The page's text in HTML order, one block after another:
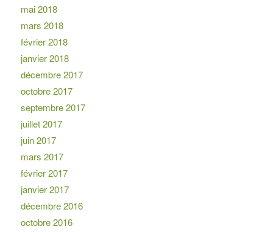
mai 2018
mars 2018
février 2018
janvier 2018
décembre 2017
octobre 2017
septembre 2017
juillet 2017
juin 2017
mars 2017
février 2017
janvier 2017
décembre 2016
octobre 2016